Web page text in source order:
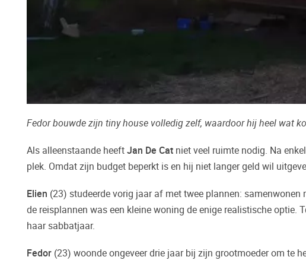
Fedor bouwde zijn tiny house volledig zelf, waardoor hij heel wat
Als alleenstaande heeft Jan De Cat niet veel ruimte nodig. Na
plek. Omdat zijn budget beperkt is en hij niet langer geld wil
Elien (23) studeerde vorig jaar af met twee plannen:
de reisplannen was een kleine woning de enige realistische optie.
haar sabbatjaar.
Fedor (23) woonde ongeveer drie jaar bij zijn grootmoeder om te